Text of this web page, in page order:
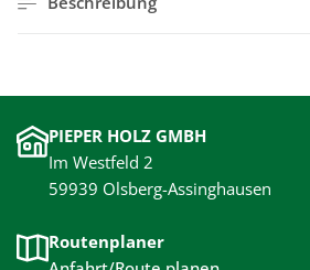
PIEPER HOLZ GMBH
Im Westfeld 2
59939 Olsberg-Assinghausen
Routenplaner